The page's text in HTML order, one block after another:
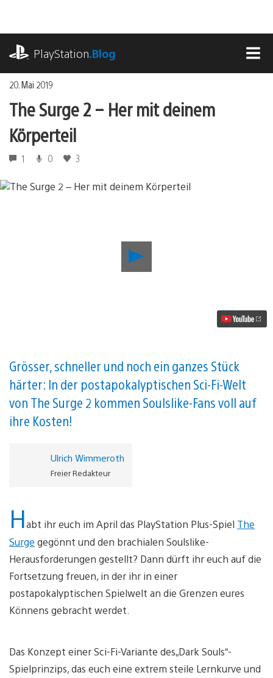
springen
PlayStation.Blog
20. Mai 2019
The Surge 2 – Her mit deinem
Körperteil
1 0 3
2
Grösser, schneller und noch ein ganzes Stück
härter: In der postapokalyptischen Sci-Fi-Welt
von The Surge 2 kommen Soulslike-Fans voll auf
ihre Kosten!
Ulrich Wimmeroth
Freier Redakteur
Habt ihr euch im April das PlayStation Plus-Spiel The
Surge gegönnt und den brachialen Soulslike-
Herausforderungen gestellt? Dann dürft ihr euch auf die
Fortsetzung freuen, in der ihr in einer
postapokalyptischen Spielwelt an die Grenzen eures
Könnens gebracht werdet.
Das Konzept einer Sci-Fi-Variante des„Dark Souls“-
Spielprinzips, das euch eine extrem steile Lernkurve und